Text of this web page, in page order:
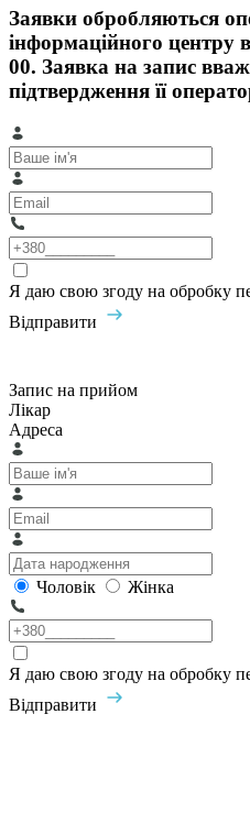
Заявки обробляються
інформаційного центру
00. Заявка на запис
підтвердження її
Я даю свою згоду на обробку
Відправити
Запис на прийом
Лікар
Адреса
Чоловік Жінка
Я даю свою згоду на обробку
Відправити